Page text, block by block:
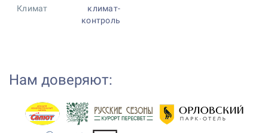
Климат
климат-
контроль
Нам доверяют: